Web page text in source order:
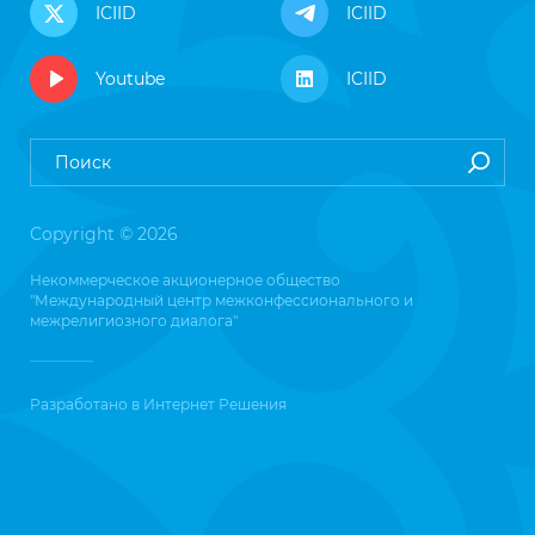
ICIID ICIID
Youtube ICIID
Copyright © 2026
Некоммерческое акционерное общество
"Международный центр межконфессионального и
межрелигиозного диалога"
Разработано в Интернет Решения